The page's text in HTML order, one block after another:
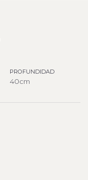
PROFUNDIDAD
40cm